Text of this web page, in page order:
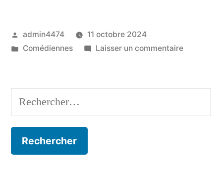
Publié
par
admin4474
11 octobre 2024
Publié
Comédiennes Laisser un commentairesur
Rechercher :